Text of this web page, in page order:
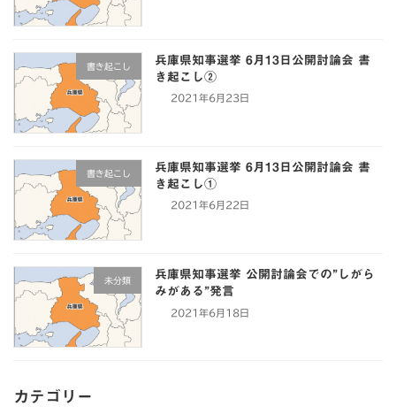
書き起こし
兵庫県知事選挙 6月13日公開討論会 書
き起こし②
2021年6月23日
書き起こし
兵庫県知事選挙 6月13日公開討論会 書
き起こし①
2021年6月22日
未分類
兵庫県知事選挙 公開討論会での”しがら
みがある”発言
2021年6月18日
カテゴリー